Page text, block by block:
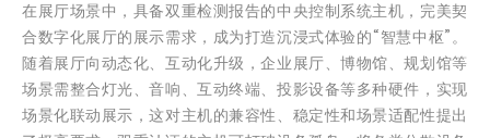
在展厅场景中，具备双重检测报告的中央控制系统主机，完美契
合数字化展厅的展示需求，成为打造沉浸式体验的“智慧中枢”。
随着展厅向动态化、互动化升级，企业展厅、博物馆、规划馆等
场景需整合灯光、音响、互动终端、投影设备等多种硬件，实现
场景化联动展示，这对主机的兼容性、稳定性和场景适配性提出